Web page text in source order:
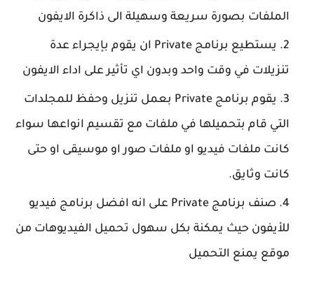
الملفات بصورة سريعة وسهيلة الى ذاكرة الايفون
يستطيع برنامج Private ان يقوم بإيجراء عدة
تنزيلات في وقت واحد وبدون اي تأثير على اداء الايفون
يقوم برنامج Private بعمل تنزيل وحفظ للمجلدات
التي قام بتحميلها في ملفات مع تقسيم انواعها سواء
كانت ملفات فيديو او ملفات صور او موسيقى او حتى
كانت وثايق.
صنف برنامج Private على انه افضل برنامج فيديو
للأيفون حيث يمكنة بكل سهول تحميل الفيديوهات من
موقع يمنع التحميل